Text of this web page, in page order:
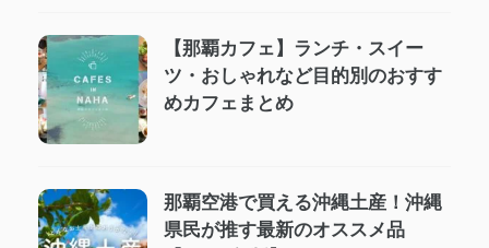
【那覇カフェ】ランチ・スイー
ツ・おしゃれなど目的別のおすす
めカフェまとめ
那覇空港で買える沖縄土産！沖縄
県民が推す最新のオススメ品